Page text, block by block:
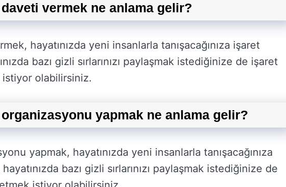
vermek ne anlama gelir?
hayatınızda yeni insanlarla tanışacağınıza işaret
bazı gizli sırlarınızı paylaşmak istediğinize de işaret
olabilirsiniz.
yapmak ne anlama gelir?
yapmak, hayatınızda yeni insanlarla tanışacağınıza
bazı gizli sırlarınızı paylaşmak istediğinize de